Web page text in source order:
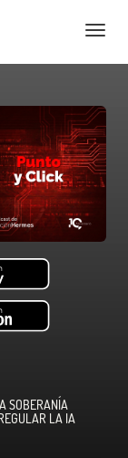
Nav
SOBERANÍA
LA IA